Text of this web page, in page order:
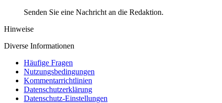
Senden Sie eine Nachricht an die Redaktion.
Hinweise
Diverse Informationen
Häufige Fragen
Nutzungsbedingungen
Kommentarrichtlinien
Datenschutzerklärung
Datenschutz-Einstellungen